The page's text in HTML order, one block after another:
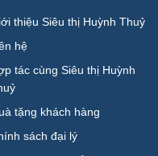
thiệu Siêu thị Huỳnh Thuỷ
hệ
tác cùng Siêu thị Huỳnh
tặng khách hàng
sách đại lý